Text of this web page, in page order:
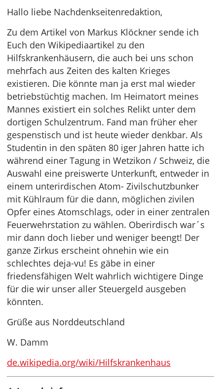
Hallo liebe Nachdenkseitenredaktion,
Zu dem Artikel von Markus Klöckner sende ich
Euch den Wikipediaartikel zu den
Hilfskrankenhäusern, die auch bei uns schon
mehrfach aus Zeiten des kalten Krieges
existieren. Die könnte man ja erst mal wieder
betriebstüchtig machen. Im Heimatort meines
Mannes existiert ein solches Relikt unter dem
dortigen Schulzentrum. Fand man früher eher
gespenstisch und ist heute wieder denkbar. Als
Studentin in den späten 80 iger Jahren hatte ich
während einer Tagung in Wetzikon / Schweiz, die
Auswahl eine preiswerte Unterkunft, entweder in
einem unterirdischen Atom- Zivilschutzbunker
mit Kühlraum für die dann, möglichen zivilen
Opfer eines Atomschlags, oder in einer zentralen
Feuerwehrstation zu wählen. Oberirdisch war´s
mir dann doch lieber und weniger beengt! Der
ganze Zirkus erscheint ohnehin wie ein
schlechtes deja-vu! Es gäbe in einer
friedensfähigen Welt wahrlich wichtigere Dinge
für die wir unser aller Steuergeld ausgeben
könnten.
Grüße aus Norddeutschland
W. Damm
de.wikipedia.org/wiki/Hilfskrankenhaus